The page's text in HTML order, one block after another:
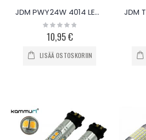
JDM PWY24W 4014 LED-polttimo, 2kpl
Rating:
0%
10,95 €
LISÄÄ OSTOSKORIIN